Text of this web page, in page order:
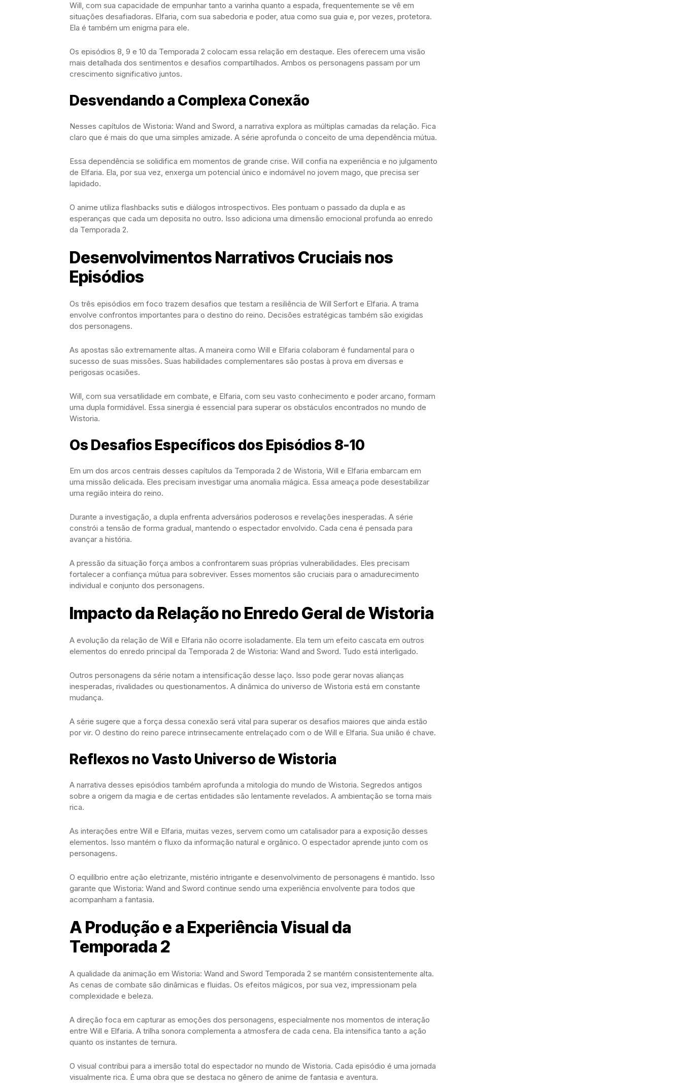
Will, com sua capacidade de empunhar tanto a varinha quanto a espada, frequentemente se vê em
situações desafiadoras. Elfaria, com sua sabedoria e poder, atua como sua guia e, por vezes, protetora.
Ela é também um enigma para ele.
Os episódios 8, 9 e 10 da Temporada 2 colocam essa relação em destaque. Eles oferecem uma visão
mais detalhada dos sentimentos e desafios compartilhados. Ambos os personagens passam por um
crescimento significativo juntos.
Desvendando a Complexa Conexão
Nesses capítulos de Wistoria: Wand and Sword, a narrativa explora as múltiplas camadas da relação. Fica
claro que é mais do que uma simples amizade. A série aprofunda o conceito de uma dependência mútua.
Essa dependência se solidifica em momentos de grande crise. Will confia na experiência e no julgamento
de Elfaria. Ela, por sua vez, enxerga um potencial único e indomável no jovem mago, que precisa ser
lapidado.
O anime utiliza flashbacks sutis e diálogos introspectivos. Eles pontuam o passado da dupla e as
esperanças que cada um deposita no outro. Isso adiciona uma dimensão emocional profunda ao enredo
da Temporada 2.
Desenvolvimentos Narrativos Cruciais nos
Episódios
Os três episódios em foco trazem desafios que testam a resiliência de Will Serfort e Elfaria. A trama
envolve confrontos importantes para o destino do reino. Decisões estratégicas também são exigidas
dos personagens.
As apostas são extremamente altas. A maneira como Will e Elfaria colaboram é fundamental para o
sucesso de suas missões. Suas habilidades complementares são postas à prova em diversas e
perigosas ocasiões.
Will, com sua versatilidade em combate, e Elfaria, com seu vasto conhecimento e poder arcano, formam
uma dupla formidável. Essa sinergia é essencial para superar os obstáculos encontrados no mundo de
Wistoria.
Os Desafios Específicos dos Episódios 8-10
Em um dos arcos centrais desses capítulos da Temporada 2 de Wistoria, Will e Elfaria embarcam em
uma missão delicada. Eles precisam investigar uma anomalia mágica. Essa ameaça pode desestabilizar
uma região inteira do reino.
Durante a investigação, a dupla enfrenta adversários poderosos e revelações inesperadas. A série
constrói a tensão de forma gradual, mantendo o espectador envolvido. Cada cena é pensada para
avançar a história.
A pressão da situação força ambos a confrontarem suas próprias vulnerabilidades. Eles precisam
fortalecer a confiança mútua para sobreviver. Esses momentos são cruciais para o amadurecimento
individual e conjunto dos personagens.
Impacto da Relação no Enredo Geral de Wistoria
A evolução da relação de Will e Elfaria não ocorre isoladamente. Ela tem um efeito cascata em outros
elementos do enredo principal da Temporada 2 de Wistoria: Wand and Sword. Tudo está interligado.
Outros personagens da série notam a intensificação desse laço. Isso pode gerar novas alianças
inesperadas, rivalidades ou questionamentos. A dinâmica do universo de Wistoria está em constante
mudança.
A série sugere que a força dessa conexão será vital para superar os desafios maiores que ainda estão
por vir. O destino do reino parece intrinsecamente entrelaçado com o de Will e Elfaria. Sua união é chave.
Reflexos no Vasto Universo de Wistoria
A narrativa desses episódios também aprofunda a mitologia do mundo de Wistoria. Segredos antigos
sobre a origem da magia e de certas entidades são lentamente revelados. A ambientação se torna mais
rica.
As interações entre Will e Elfaria, muitas vezes, servem como um catalisador para a exposição desses
elementos. Isso mantém o fluxo da informação natural e orgânico. O espectador aprende junto com os
personagens.
O equilíbrio entre ação eletrizante, mistério intrigante e desenvolvimento de personagens é mantido. Isso
garante que Wistoria: Wand and Sword continue sendo uma experiência envolvente para todos que
acompanham a fantasia.
A Produção e a Experiência Visual da
Temporada 2
A qualidade da animação em Wistoria: Wand and Sword Temporada 2 se mantém consistentemente alta.
As cenas de combate são dinâmicas e fluidas. Os efeitos mágicos, por sua vez, impressionam pela
complexidade e beleza.
A direção foca em capturar as emoções dos personagens, especialmente nos momentos de interação
entre Will e Elfaria. A trilha sonora complementa a atmosfera de cada cena. Ela intensifica tanto a ação
quanto os instantes de ternura.
O visual contribui para a imersão total do espectador no mundo de Wistoria. Cada episódio é uma jornada
visualmente rica. É uma obra que se destaca no gênero de anime de fantasia e aventura.